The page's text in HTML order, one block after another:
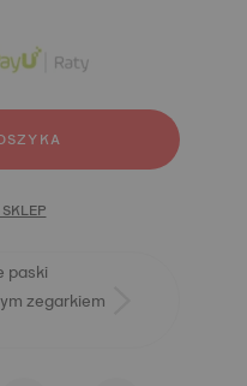
paski
zegarkiem